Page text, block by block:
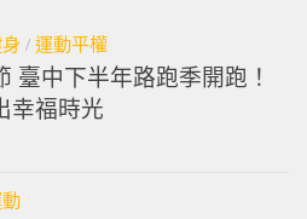
/ 運動平權
臺中下半年路跑季開跑！
幸福時光